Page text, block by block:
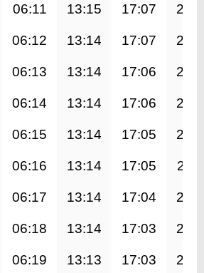
06:11 13:15 17:07
06:12 13:14 17:07
06:13 13:14 17:06
06:14 13:14 17:06
06:15 13:14 17:05
06:16 13:14 17:05
06:17 13:14 17:04
06:18 13:14 17:03
06:19 13:13 17:03